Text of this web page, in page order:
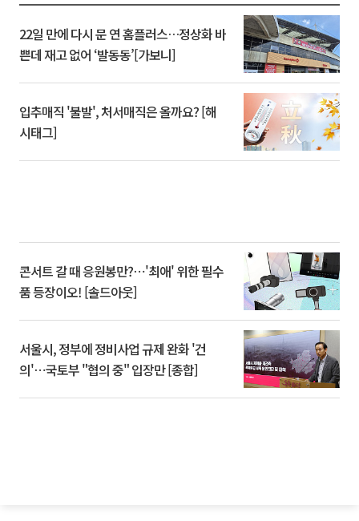
22일 만에 다시 문 연 홈플러스…정상화 바
쁜데 재고 없어 ‘발동동’[가보니]
입추매직 '불발', 처서매직은 올까요? [해
시태그]
콘서트 갈 때 응원봉만?⋯'최애' 위한 필수
품 등장이오! [솔드아웃]
서울시, 정부에 정비사업 규제 완화 '건
의'⋯국토부 "협의 중" 입장만 [종합]